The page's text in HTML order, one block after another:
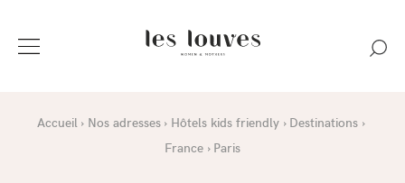
Accueil Nos adresses Hôtels kids friendly Destinations
France
Paris